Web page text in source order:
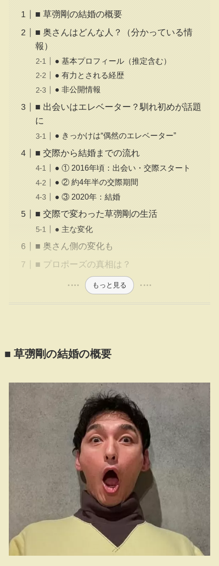
■ 草彅剛の結婚の概要
■ 奥さんはどんな人？（分かっている情
報）
● 基本プロフィール（推定含む）
● 有力とされる経歴
● 非公開情報
■ 出会いはエレベーター？馴れ初めが話題
に
● きっかけは“偶然のエレベーター”
■ 交際から結婚までの流れ
● ① 2016年頃：出会い・交際スタート
● ② 約4年半の交際期間
● ③ 2020年：結婚
■ 交際で変わった草彅剛の生活
● 主な変化
■ 奥さん側の変化も
■ プロポーズの真相は？
もっと見る
■ 草彅剛の結婚の概要